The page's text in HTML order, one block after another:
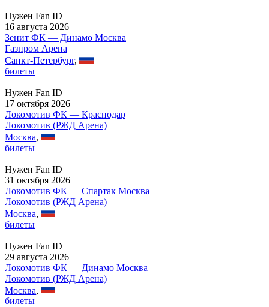
Нужен Fan ID
16 августа 2026
Зенит ФК — Динамо Москва
Газпром Арена
Санкт-Петербург,
билеты
Нужен Fan ID
17 октября 2026
Локомотив ФК — Краснодар
Локомотив (РЖД Арена)
Москва,
билеты
Нужен Fan ID
31 октября 2026
Локомотив ФК — Спартак Москва
Локомотив (РЖД Арена)
Москва,
билеты
Нужен Fan ID
29 августа 2026
Локомотив ФК — Динамо Москва
Локомотив (РЖД Арена)
Москва,
билеты